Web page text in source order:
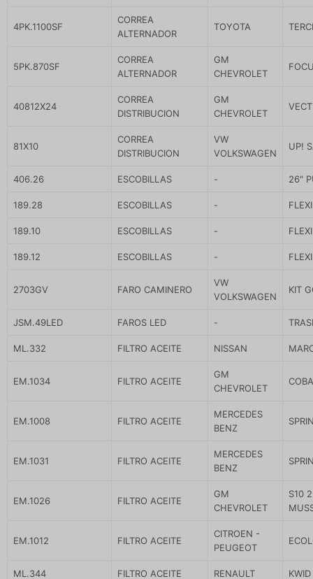
4PK.1100SF
CORREA
ALTERNADOR
TOYOTA
5PK.870SF
CORREA
ALTERNADOR
GM
CHEVROLET
40812X24
CORREA
DISTRIBUCION
GM
CHEVROLET
81X10
CORREA
DISTRIBUCION
VW
VOLKSWAGEN
UP!
406.26 ESCOBILLAS - 26"
189.28 ESCOBILLAS -
189.10 ESCOBILLAS -
189.12 ESCOBILLAS -
2703GV FARO CAMINERO
VW
VOLKSWAGEN
KIT
JSM.49LED FAROS LED -
ML.332 FILTRO ACEITE NISSAN
EM.1034 FILTRO ACEITE
GM
CHEVROLET
EM.1008 FILTRO ACEITE
MERCEDES
BENZ
EM.1031 FILTRO ACEITE
MERCEDES
BENZ
EM.1026 FILTRO ACEITE
GM
CHEVROLET
S10
EM.1012 FILTRO ACEITE
CITROEN -
PEUGEOT
ML.344 FILTRO ACEITE RENAULT